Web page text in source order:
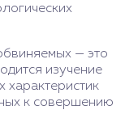
— это
изучение
характеристик
к совершению